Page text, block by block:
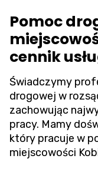
Pomoc
cennik
Świadczymy
drogowej w
zachowując
pracy. Mamy
który pracuje w
miejscowości